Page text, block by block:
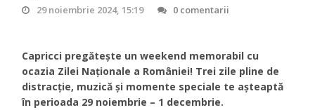
29 noiembrie 2024, 15:19 0 comentarii
Capricci pregătește un weekend memorabil cu
ocazia Zilei Naționale a României! Trei zile pline de
distracție, muzică și momente speciale te așteaptă
în perioada 29 noiembrie – 1 decembrie.